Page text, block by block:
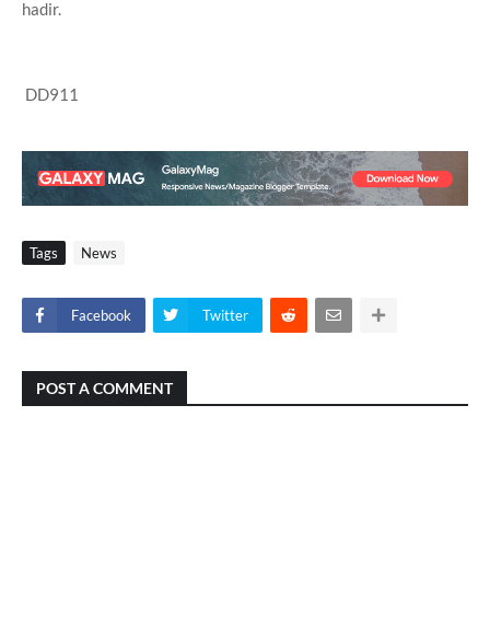
hadir.
DD911
Tags News
Facebook Twitter
POST A COMMENT